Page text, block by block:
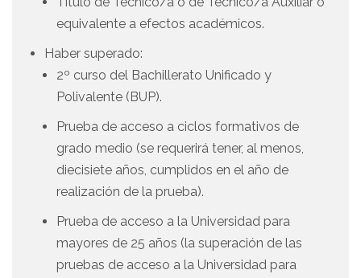
equivalente a efectos académicos.
Haber superado:
2º curso del Bachillerato Unificado y
Polivalente (BUP).
Prueba de acceso a ciclos formativos de
grado medio (se requerirá tener, al menos,
diecisiete años, cumplidos en el año de
realización de la prueba).
Prueba de acceso a la Universidad para
mayores de 25 años (la superación de las
pruebas de acceso a la Universidad para